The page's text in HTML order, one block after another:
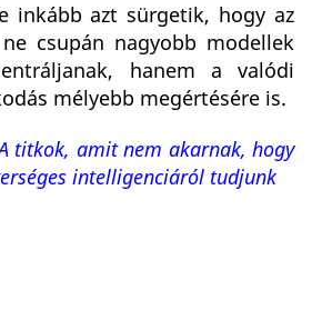
inkább azt sürgetik, hogy az
csupán nagyobb modellek
hanem a valódi
mélyebb megértésére is.
titkok, amit nem akarnak, hogy
intelligenciáról tudjunk